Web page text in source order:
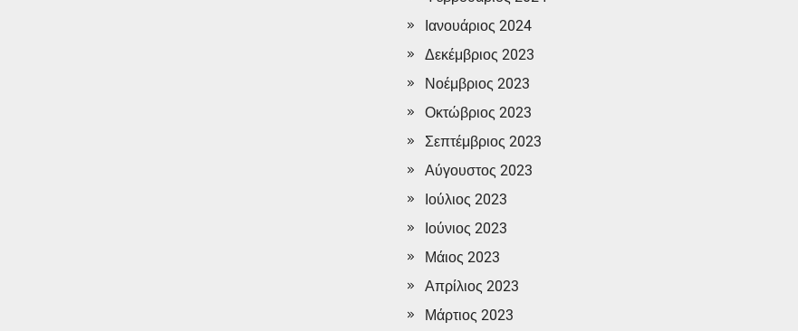
Ιανουάριος 2024
Δεκέμβριος 2023
Νοέμβριος 2023
Οκτώβριος 2023
Σεπτέμβριος 2023
Αύγουστος 2023
Ιούλιος 2023
Ιούνιος 2023
Μάιος 2023
Απρίλιος 2023
Μάρτιος 2023